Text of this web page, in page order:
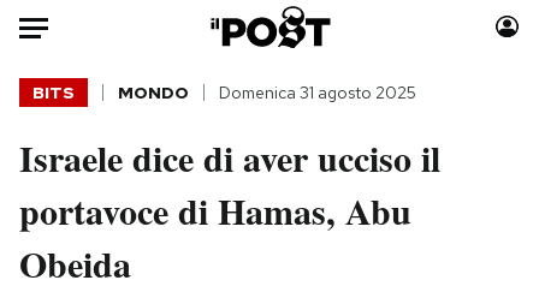
Auto
HOME
Italia
Politica
Libri
BITS MONDO Domenica 31 agosto 2025
Israele dice di aver ucciso il
portavoce di Hamas, Abu
Obeida